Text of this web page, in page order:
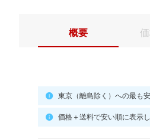
概要
東京（離島除く）への最も
価格＋送料で安い順に表示し